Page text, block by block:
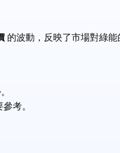
的波動，反映了市場對綠能
考。